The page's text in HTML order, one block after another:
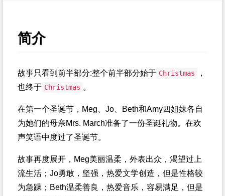
简介
故事只看到前半部分:整个前半部分始于 Christmas
，
也终于 Christmas 。
在第一个圣诞节，Meg、Jo、Beth和Amy四姐妹各自
为她们的母亲Mrs. March准备了一份圣诞礼物。在欢
声笑语中度过了圣诞节。
故事再度展开，Meg美丽温柔，外表出众，渴望过上
流生活；Jo勇敢，坚强，热爱文学创造，但是性格较
为急躁；Beth温柔善良，热爱音乐，容易满足，但是